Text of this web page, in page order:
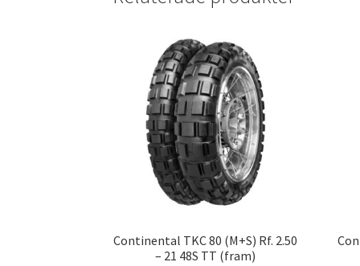
Continental TKC 80 (M+S) Rf. 2.50
– 21 48S TT (fram)